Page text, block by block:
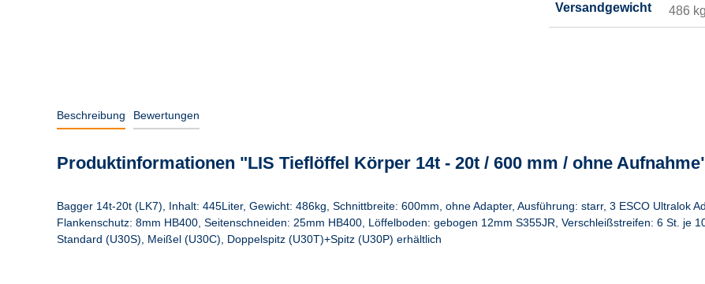
Versandgewicht 486 kg
Beschreibung Bewertungen
Produktinformationen "LIS Tieflöffel Körper 14t - 20t / 600 mm / ohne
Bagger 14t-20t (LK7), Inhalt: 445Liter, Gewicht: 486kg, Schnittbreite: 600mm, ohne Adapter, Ausführung: starr, 3 ESCO Ultralok
Flankenschutz: 8mm HB400, Seitenschneiden: 25mm HB400, Löffelboden: gebogen 12mm S355JR, Verschleißstreifen: 6 St. je
Standard (U30S), Meißel (U30C), Doppelspitz (U30T)+Spitz (U30P) erhältlich